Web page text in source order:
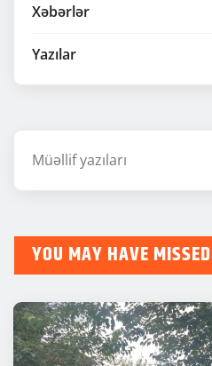
Xəbərlər
Yazılar
Müəllif yazıları
YOU MAY HAVE MISSED